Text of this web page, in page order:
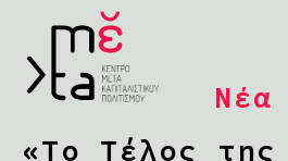
Νέα
«Το Τέλος της